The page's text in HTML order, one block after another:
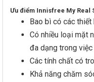
Ưu điểm Innisfree My Real
Bao bì có các thiết
Có nhiều loại mặt
đa dạng trong
Các tính chất có
Khả năng chăm